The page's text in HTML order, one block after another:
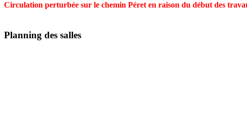
Circulation perturbée sur le chemin Péret en raison du début des
Planning des salles